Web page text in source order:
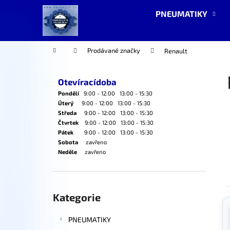
PNEUMATIKY
Domů Prodávané značky Renault
Otevíracídoba
Pondělí9:00 - 12:00 13:00 - 15:30
Úterý
9:00 - 12:00 13:00 - 15:30
Středa 9:00 - 12:00 13:00 - 15:30
Čtvrtek 9:00 - 12:00 13:00 - 15:30
Pátek 9:00 - 12:00 13:00 - 15:30
Sobota zavřeno
Neděle zavřeno
kategorie
Kategorie
PNEUMATIKY
í
Zpět
do
Zpět
do